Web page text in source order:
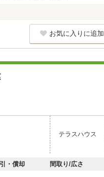
お気に入りに追加
テラスハウス
・償却 間取り/広さ